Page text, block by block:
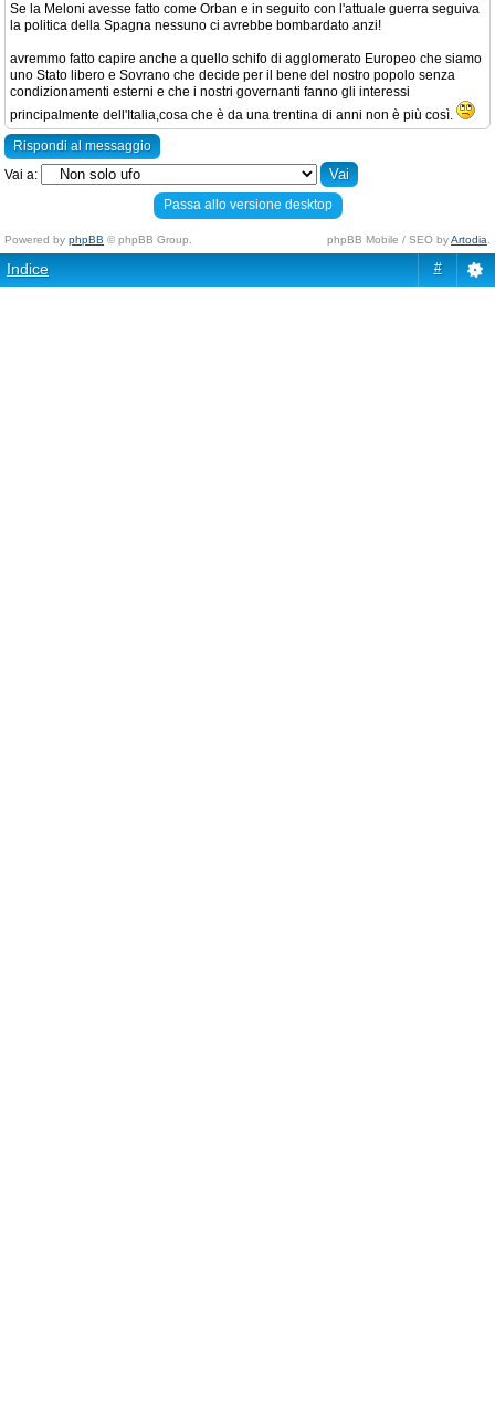
Se la Meloni avesse fatto come Orban e in seguito con l'attuale guerra seguiva
la politica della Spagna nessuno ci avrebbe bombardato anzi!
avremmo fatto capire anche a quello schifo di agglomerato Europeo che siamo
uno Stato libero e Sovrano che decide per il bene del nostro popolo senza
condizionamenti esterni e che i nostri governanti fanno gli interessi
principalmente dell'Italia,cosa che è da una trentina di anni non è più così.
Rispondi al messaggio
Vai a:
Passa allo versione desktop
Powered by phpBB © phpBB Group. phpBB Mobile / SEO byArtodia
Indice #